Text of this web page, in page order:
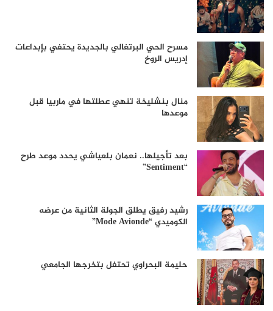
مسرح الحي البرتغالي بالجديدة يحتفي بإبداعات
إدريس الروخ
منال بنشليخة تنهي عطلتها في ماربيا قبل
موعدها
بعد تأجيلها.. نعمان بلعياشي يحدد موعد طرح
“Sentiment”
رشيد رفيق يطلق الجولة الثانية من عرضه
الكوميدي “Mode Avionde”
حليمة البحراوي تحتفل بتخرجها الجامعي